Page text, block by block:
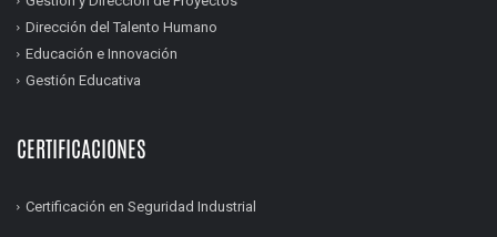
Dirección del Talento Humano
Educación e Innovación
Gestión Educativa
CERTIFICACIONES
Certificación en Seguridad Industrial